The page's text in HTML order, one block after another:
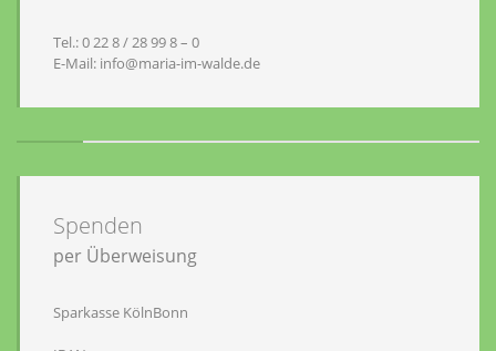
Tel.: 0 22 8 / 28 99 8 – 0
E-Mail: info@maria-im-walde.de
Spenden
per Überweisung
Sparkasse KölnBonn